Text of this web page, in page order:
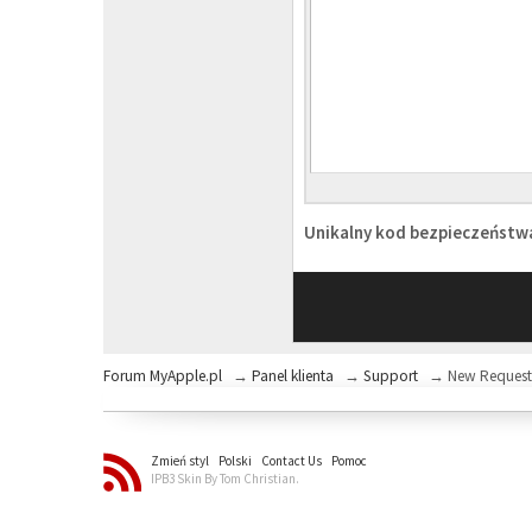
Unikalny kod
Forum MyApple.pl → Panel klienta → Support → New Request
Zmień styl Polski Contact Us
Pomoc
IPB3 Skin By Tom Christian.